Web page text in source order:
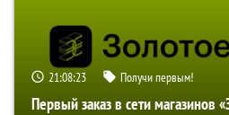
21:08:21 Получи первым!
Первый заказ в сети магазинов